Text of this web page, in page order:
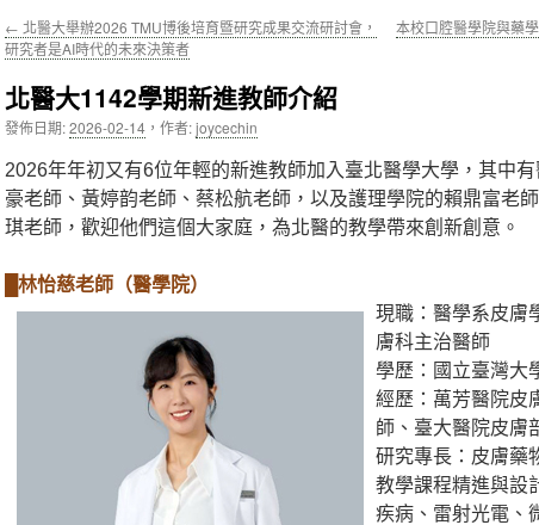
主
內
容
← 北醫大舉辦2026 TMU博後培育暨研究成果交流研討會，
研究者是AI時代的未來決策者
本校口腔醫學院與藥
北醫大1142學期新進教師介紹
發佈日期:2026-02-14 ， 作者:joycechin
2026年年初又有6位年輕的新進教師加入臺北醫學大學，其中
豪老師、黃婷韵老師、蔡松航老師，以及護理學院的賴鼎富老
琪老師，歡迎他們這個大家庭，為北醫的教學帶來創新創意。
█林怡慈老師（醫學院）
現職：醫學系皮膚
膚科主治醫師
學歷：國立臺灣大
經歷：萬芳醫院皮
師、臺大醫院皮膚
研究專長：皮膚藥
教學課程精進與設
疾病、雷射光電、